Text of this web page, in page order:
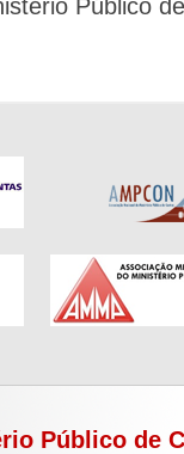
Público
Público de